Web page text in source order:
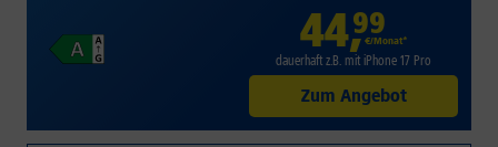
44,99
€/Monat*
dauerhaft z.B. mit iPhone 17 Pro
Zum Angebot